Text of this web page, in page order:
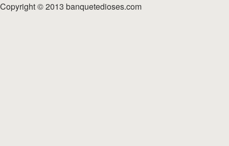
Copyright © 2013 banquetedioses.com